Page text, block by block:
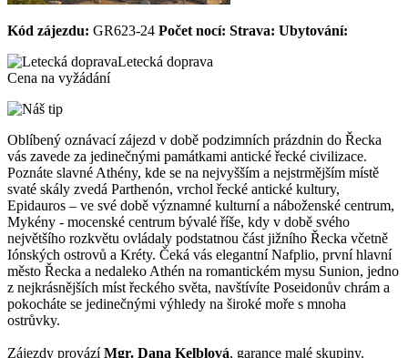
Kód zájezdu: GR623-24 Počet nocí: Strava: Ubytování:
Letecká doprava
Cena na vyžádání
Oblíbený oznávací zájezd v době podzimních prázdnin do Řecka
vás zavede za jedinečnými památkami antické řecké civilizace.
Poznáte slavné Athény, kde se na nejvyšším a nejstrmějším místě
svaté skály zvedá Parthenón, vrchol řecké antické kultury,
Epidauros – ve své době významné kulturní a náboženské centrum,
Mykény - mocenské centrum bývalé říše, kdy v době svého
největšího rozkvětu ovládaly podstatnou část jižního Řecka včetně
Iónských ostrovů a Kréty. Čeká vás elegantní Nafplio, první hlavní
město Řecka a nedaleko Athén na romantickém mysu Sunion, jedno
z nejkrásnějších míst řeckého světa, navštívíte Poseidonův chrám a
pokocháte se jedinečnými výhledy na široké moře s mnoha
ostrůvky.
Zájezdy provázíMgr. Dana Kelblová, garance malé skupiny.